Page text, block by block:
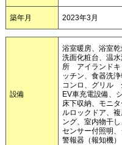
築年月 2023年3月
設備
浴室暖房、浴室
洗面化粧台、温
所 アイランドキ
ッチン、食器洗
コンロ、グリル
EV車充電設備、
床下収納、モニ
ルロックドア、
ング、室内物干
センサー付照明
警報器（報知機）